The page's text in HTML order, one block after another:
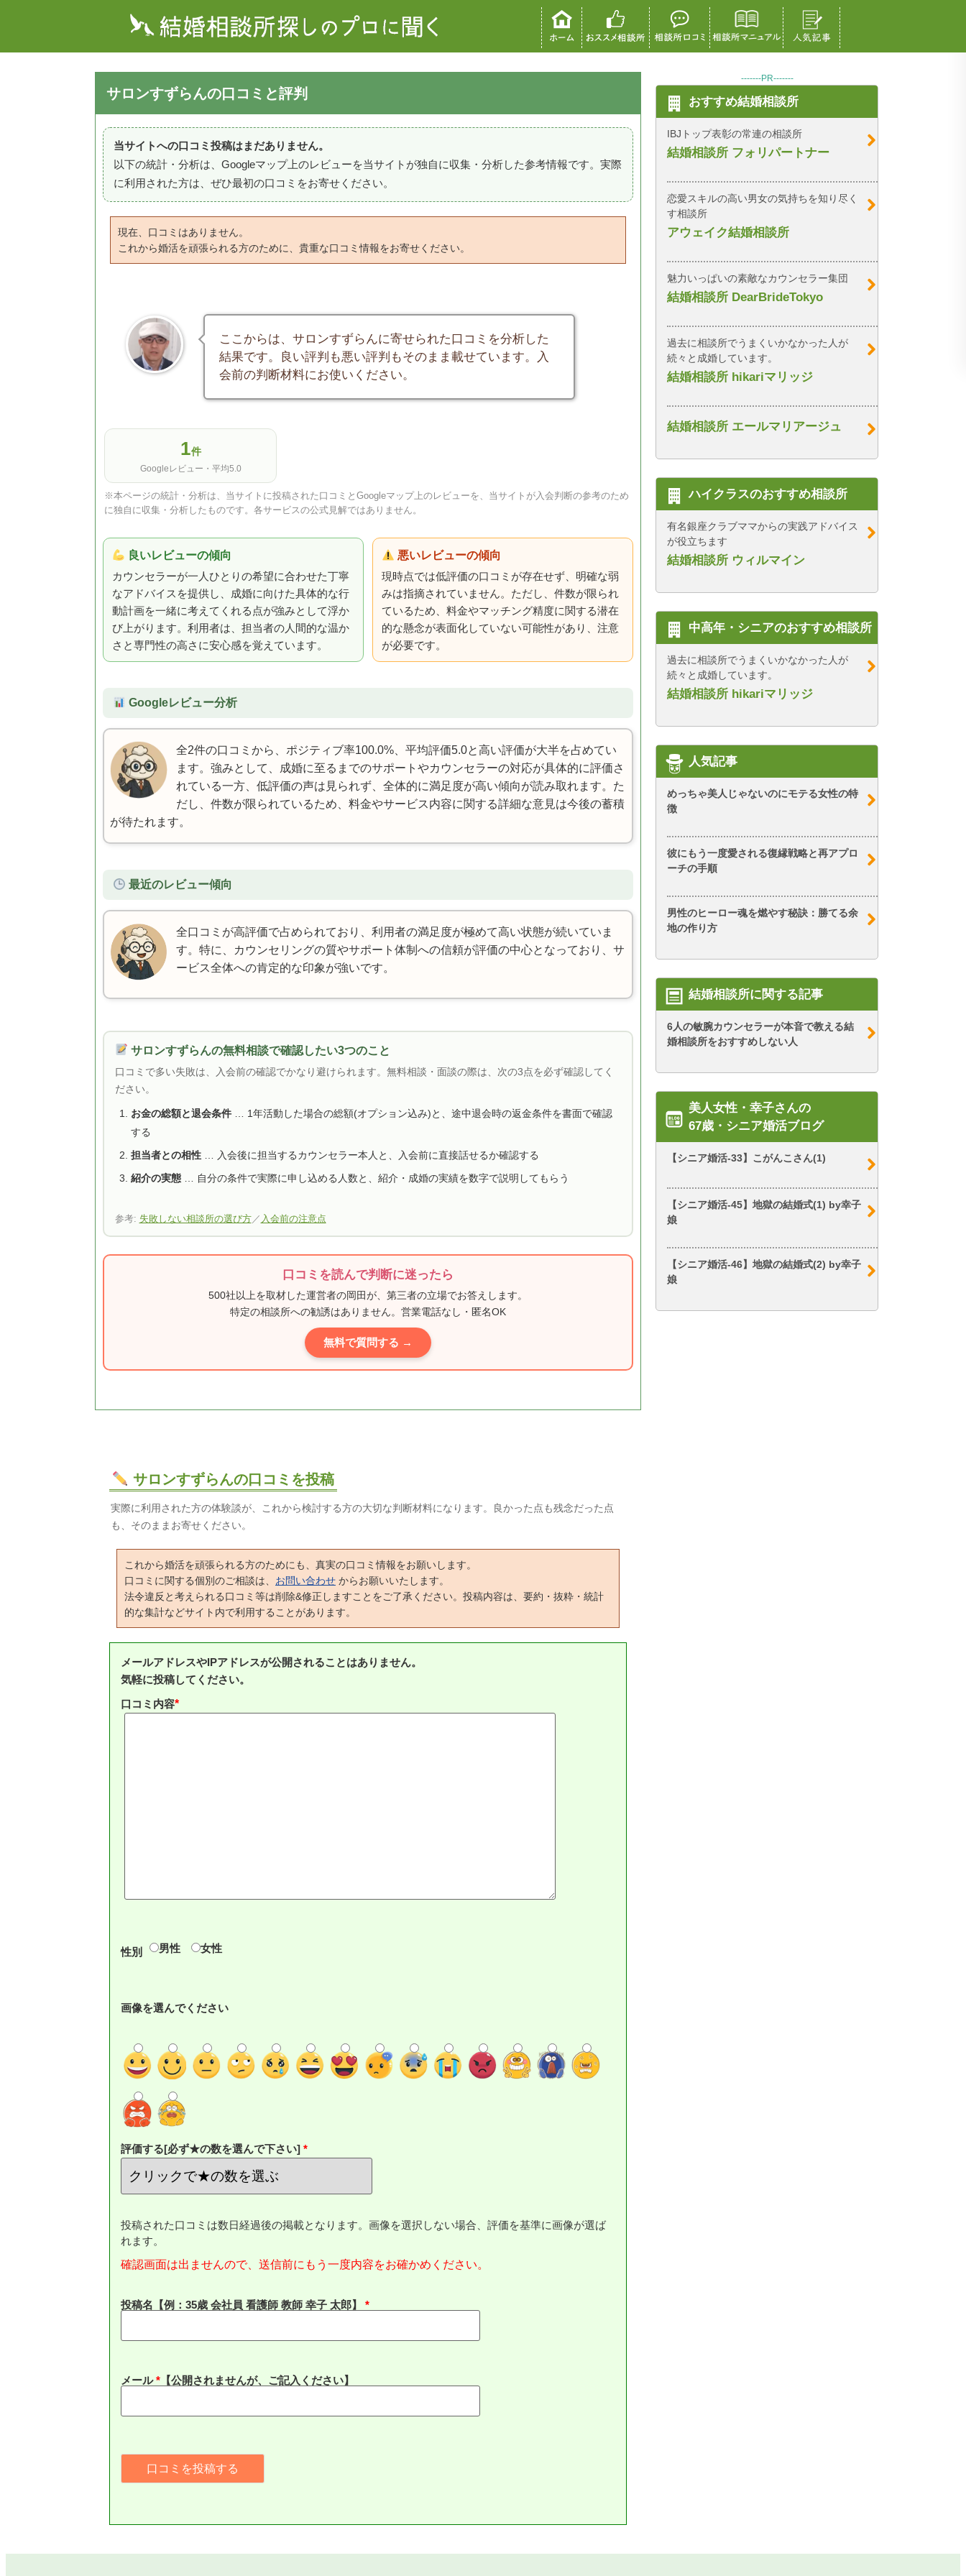
サロンすずらんの口コミと評判
当サイトへの口コミ投稿はまだありません。
以下の統計・分析は、Googleマップ上のレビューを当サイトが独自に収集・分析した参考情報です。実際
に利用された方は、ぜひ最初の口コミをお寄せください。
現在、口コミはありません。
これから婚活を頑張られる方のために、貴重な口コミ情報をお寄せください。
ここからは、サロンすずらんに寄せられた口コミを分析した
結果です。良い評判も悪い評判もそのまま載せています。入
会前の判断材料にお使いください。
1件
Googleレビュー・平均5.0
※本ページの統計・分析は、当サイトに投稿された口コミとGoogleマップ上のレビューを、当サイトが入会判断の参考のため
に独自に収集・分析したものです。各サービスの公式見解ではありません。
良いレビューの傾向
カウンセラーが一人ひとりの希望に合わせた丁寧
なアドバイスを提供し、成婚に向けた具体的な行
動計画を一緒に考えてくれる点が強みとして浮か
び上がります。利用者は、担当者の人間的な温か
さと専門性の高さに安心感を覚えています。
悪いレビューの傾向
現時点では低評価の口コミが存在せず、明確な弱
みは指摘されていません。ただし、件数が限られ
ているため、料金やマッチング精度に関する潜在
的な懸念が表面化していない可能性があり、注意
が必要です。
Googleレビュー分析
全2件の口コミから、ポジティブ率100.0%、平均評価5.0と高い評価が大半を占めてい
ます。強みとして、成婚に至るまでのサポートやカウンセラーの対応が具体的に評価さ
れている一方、低評価の声は見られず、全体的に満足度が高い傾向が読み取れます。た
だし、件数が限られているため、料金やサービス内容に関する詳細な意見は今後の蓄積
が待たれます。
最近のレビュー傾向
全口コミが高評価で占められており、利用者の満足度が極めて高い状態が続いていま
す。特に、カウンセリングの質やサポート体制への信頼が評価の中心となっており、サ
ービス全体への肯定的な印象が強いです。
サロンすずらんの無料相談で確認したい3つのこと
口コミで多い失敗は、入会前の確認でかなり避けられます。無料相談・面談の際は、次の3点を必ず確認してく
ださい。
お金の総額と退会条件… 1年活動した場合の総額(オプション込み)と、途中退会時の返金条件を書面で確認
する
担当者との相性… 入会後に担当するカウンセラー本人と、入会前に直接話せるか確認する
紹介の実態… 自分の条件で実際に申し込める人数と、紹介・成婚の実績を数字で説明してもらう
参考: 失敗しない相談所の選び方／ 入会前の注意点
口コミを読んで判断に迷ったら
500社以上を取材した運営者の岡田が、第三者の立場でお答えします。
特定の相談所への勧誘はありません。営業電話なし・匿名OK
無料で質問する →
サロンすずらんの口コミを投稿
実際に利用された方の体験談が、これから検討する方の大切な判断材料になります。良かった点も残念だった点
も、そのままお寄せください。
これから婚活を頑張られる方のためにも、真実の口コミ情報をお願いします。
口コミに関する個別のご相談は、 お問い合わせ からお願いいたします。
法令違反と考えられる口コミ等は削除&修正しますことをご了承ください。投稿内容は、要約・抜粋・統計
的な集計などサイト内で利用することがあります。
メールアドレスやIPアドレスが公開されることはありません。
気軽に投稿してください。
口コミ内容*
性別 男性 女性
画像を選んでください
評価する[必ず★の数を選んで下さい]
投稿された口コミは数日経過後の掲載となります。画像を選択しない場合、評価を基準に画像が選ば
れます。
確認画面は出ませんので、送信前にもう一度内容をお確かめください。
投稿名【例：35歳 会社員 看護師 教師 幸子 太郎】
メール* 【公開されませんが、ご記入ください】
-------PR-------
おすすめ結婚相談所
IBJトップ表彰の常連の相談所
結婚相談所 フォリパートナー
恋愛スキルの高い男女の気持ちを知り尽く
す相談所
アウェイク結婚相談所
魅力いっぱいの素敵なカウンセラー集団
結婚相談所 DearBrideTokyo
過去に相談所でうまくいかなかった人が
続々と成婚しています。
結婚相談所 hikariマリッジ
結婚相談所 エールマリアージュ
ハイクラスのおすすめ相談所
有名銀座クラブママからの実践アドバイス
が役立ちます
結婚相談所 ウィルマイン
中高年・シニアのおすすめ相談所
過去に相談所でうまくいかなかった人が
続々と成婚しています。
結婚相談所 hikariマリッジ
人気記事
めっちゃ美人じゃないのにモテる女性の特
徴
彼にもう一度愛される復縁戦略と再アプロ
ーチの手順
男性のヒーロー魂を燃やす秘訣：勝てる余
地の作り方
結婚相談所に関する記事
6人の敏腕カウンセラーが本音で教える結
婚相談所をおすすめしない人
美人女性・幸子さんの
67歳・シニア婚活ブログ
【シニア婚活-33】こがんこさん(1)
【シニア婚活-45】地獄の結婚式(1) by幸子
娘
【シニア婚活-46】地獄の結婚式(2) by幸子
娘